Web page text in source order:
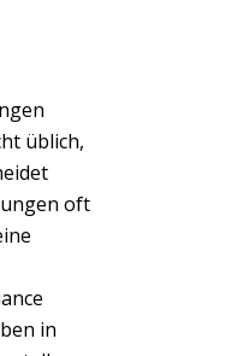
üblich,
oft
in